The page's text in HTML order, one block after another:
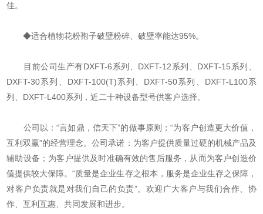
佳。
◆适合植物花粉孢子破壁粉碎、破壁率能达95%。
目前公司生产有DXFT-6系列、DXFT-12系列、DXFT-15系列、
DXFT-30系列、DXFT-100(T)系列、DXFT-50系列、DXFT-L100系
列、DXFT-L400系列，近二十种设备型号供客户选择。
公司以：“言如鼎，信天下”的做事原则；“为客户创造更大价值，
互利双赢”的经营理念。公司承诺：为客户提供质量过硬的机械产品及
辅助设备；为客户提供及时准确有效的售后服务，从而为客户创造价
值提供较大保障。“质量是企业生存之根本，服务是企业生存之保障，
对客户负责就是对我们自己的负责”。欢迎广大客户与我们合作、协
作、互利互惠、共同发展和进步。